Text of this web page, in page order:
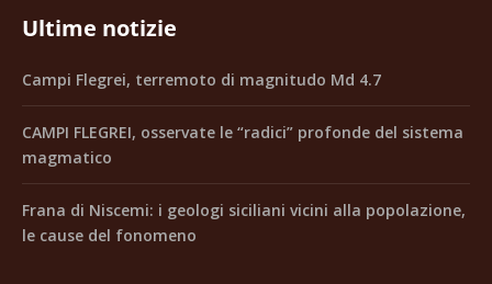
Ultime notizie
Campi Flegrei, terremoto di magnitudo Md 4.7
CAMPI FLEGREI, osservate le “radici” profonde del sistema
magmatico
Frana di Niscemi: i geologi siciliani vicini alla popolazione,
le cause del fonomeno